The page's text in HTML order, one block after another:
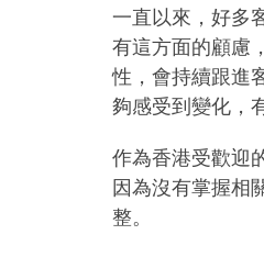
一直以來，好多
有這方面的顧慮
性，會持續跟進
夠感受到變化，
作為香港受歡迎
因為沒有掌握相
整。